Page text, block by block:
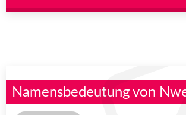
Namensbedeutung von